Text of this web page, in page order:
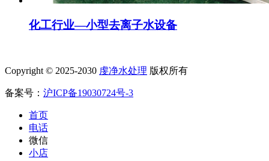
化工行业—小型去离子水设备
Copyright © 2025-2030 虔净水处理 版权所有
备案号： 沪ICP备19030724号-3
首页
电话
微信
小店